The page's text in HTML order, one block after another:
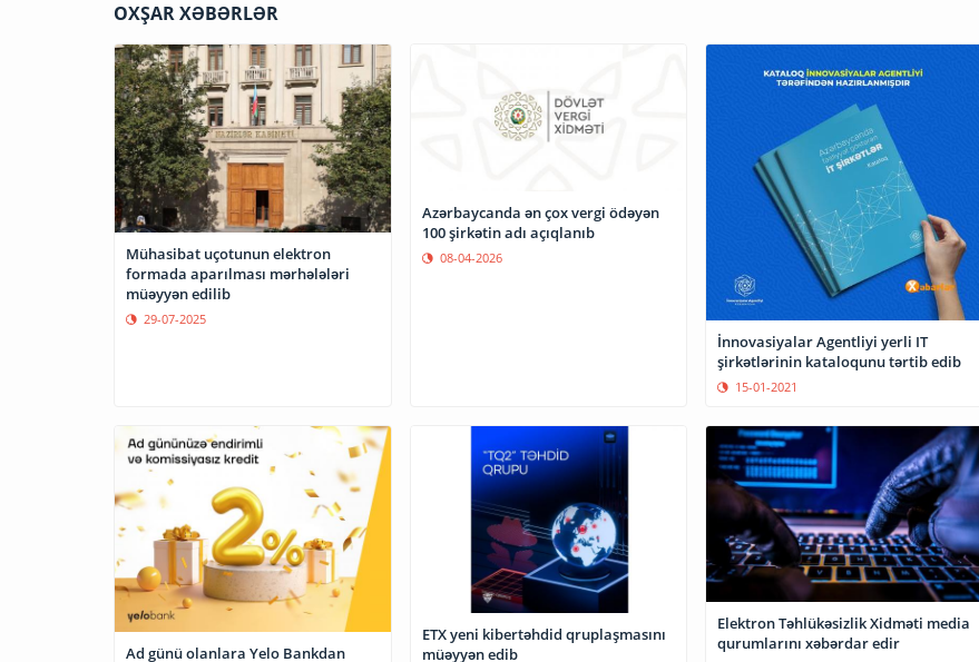
OXŞAR XƏBƏRLƏR
Mühasibat uçotunun elektron
formada aparılması mərhələləri
müəyyən edilib
29-07-2025
Azərbaycanda ən çox vergi ödəyən
100 şirkətin adı açıqlanıb
08-04-2026
İnnovasiyalar Agentliyi yerli IT
şirkətlərinin kataloqunu tərtib edib
15-01-2021
Ad günü olanlara Yelo Bankdan
ETX yeni kibertəhdid qruplaşmasını
müəyyən edib
Elektron Təhlükəsizlik Xidməti media
qurumlarını xəbərdar edir